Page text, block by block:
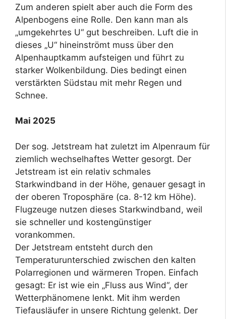
Zum anderen spielt aber auch die Form des
Alpenbogens eine Rolle. Den kann man als
„umgekehrtes U“ gut beschreiben. Luft die in
dieses „U“ hineinströmt muss über den
Alpenhauptkamm aufsteigen und führt zu
starker Wolkenbildung. Dies bedingt einen
verstärkten Südstau mit mehr Regen und
Schnee.
Mai 2025
Der sog. Jetstream hat zuletzt im Alpenraum für
ziemlich wechselhaftes Wetter gesorgt. Der
Jetstream ist ein relativ schmales
Starkwindband in der Höhe, genauer gesagt in
der oberen Troposphäre (ca. 8-12 km Höhe).
Flugzeuge nutzen dieses Starkwindband, weil
sie schneller und kostengünstiger
vorankommen.
Der Jetstream entsteht durch den
Temperaturunterschied zwischen den kalten
Polarregionen und wärmeren Tropen. Einfach
gesagt: Er ist wie ein „Fluss aus Wind“, der
Wetterphänomene lenkt. Mit ihm werden
Tiefausläufer in unsere Richtung gelenkt. Der